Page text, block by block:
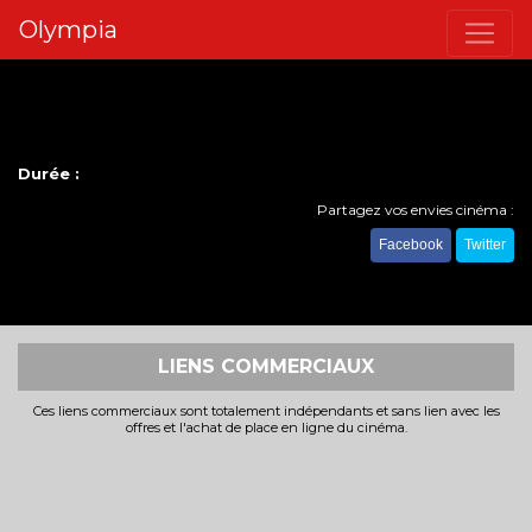
Olympia
Durée :
Partagez vos envies cinéma :
Facebook Twitter
LIENS COMMERCIAUX
Ces liens commerciaux sont totalement indépendants et sans lien avec les
offres et l'achat de place en ligne du cinéma.